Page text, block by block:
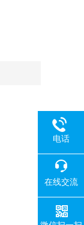
电话
在线交流